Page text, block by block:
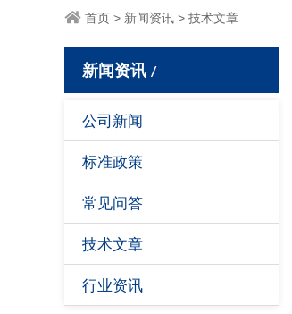
首页 > 新闻资讯 > 技术文章
新闻资讯 /
公司新闻
标准政策
常见问答
技术文章
行业资讯